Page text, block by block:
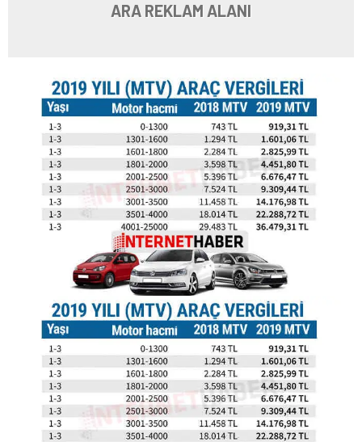
ARA REKLAM ALANI